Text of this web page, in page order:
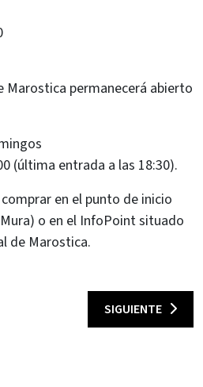
Marostica permanecerá abierto
(última entrada a las 18:30).
en el punto de inicio
o en el InfoPoint situado
de Marostica.
SIGUIENTE